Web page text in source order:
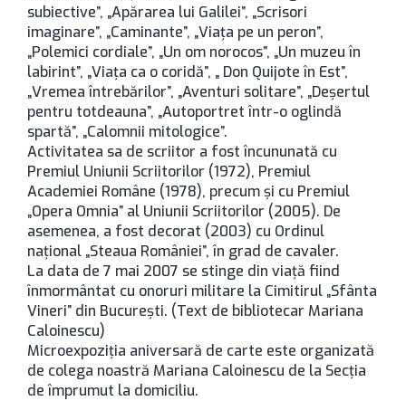
subiective”, „Apărarea lui Galilei”, „Scrisori
imaginare”, „Caminante”, „Viaţa pe un peron”,
„Polemici cordiale”, „Un om norocos”, „Un muzeu în
labirint”, „Viaţa ca o coridă”, „ Don Quijote în Est”,
„Vremea întrebărilor”, „Aventuri solitare”, „Deşertul
pentru totdeauna”, „Autoportret într-o oglindă
spartă”, „Calomnii mitologice”.
Activitatea sa de scriitor a fost încununată cu
Premiul Uniunii Scriitorilor (1972), Premiul
Academiei Române (1978), precum şi cu Premiul
„Opera Omnia” al Uniunii Scriitorilor (2005). De
asemenea, a fost decorat (2003) cu Ordinul
naţional „Steaua României”, în grad de cavaler.
La data de 7 mai 2007 se stinge din viaţă fiind
înmormântat cu onoruri militare la Cimitirul „Sfânta
Vineri” din Bucureşti. (Text de bibliotecar Mariana
Caloinescu)
Microexpoziţia aniversară de carte este organizată
de colega noastră Mariana Caloinescu de la Secţia
de împrumut la domiciliu.